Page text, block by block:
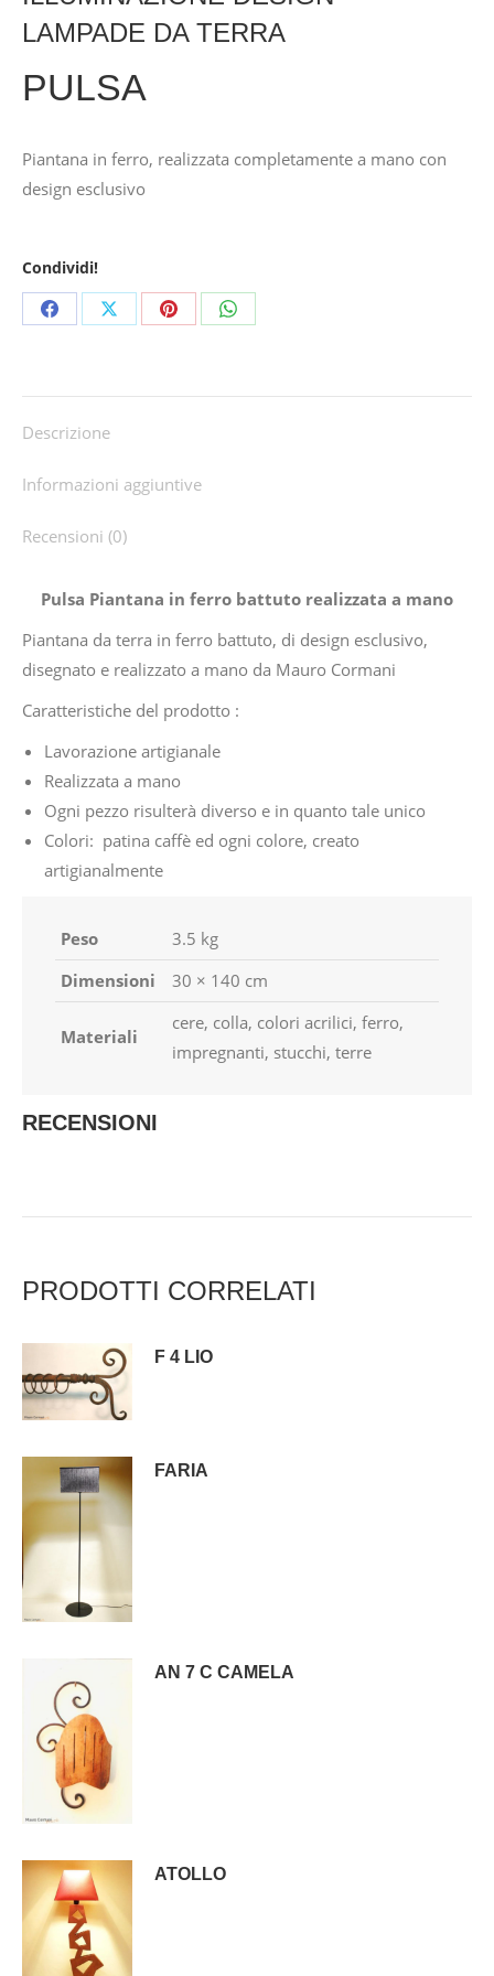
LAMPADE DA TERRA
PULSA
Piantana in ferro, realizzata completamente a mano con
design esclusivo
Condividi!
Share Share Share Share
Descrizione
Informazioni aggiuntive
Recensioni (0)
Pulsa Piantana in ferro battuto realizzata a mano
Piantana da terra in ferro battuto, di design esclusivo,
disegnato e realizzato a mano da Mauro Cormani
Caratteristiche del prodotto :
Lavorazione artigianale
Realizzata a mano
Ogni pezzo risulterà diverso e in quanto tale unico
Colori: patina caffè ed ogni colore, creato
artigianalmente
Peso
3.5 kg
Dimensioni
30 × 140 cm
Materiali
cere, colla, colori acrilici, ferro,
impregnanti, stucchi, terre
RECENSIONI
PRODOTTI CORRELATI
F 4 LIO
FARIA
AN 7 C CAMELA
ATOLLO